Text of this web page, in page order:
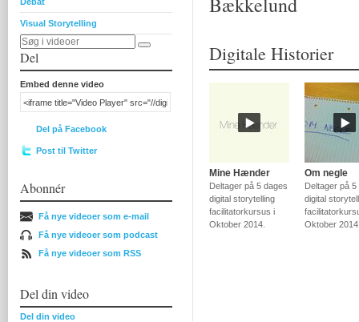
Visual Storytelling
Del
Embed denne video
Del på Facebook
Post til Twitter
Abonnér
Få nye videoer som e-mail
Få nye videoer som podcast
Få nye videoer som RSS
Del din video
Del din video
Digitale Historier
Mine Hænder
Deltager på 5 dages
digital storytelling
facilitatorkursus i
Oktober 2014.
Om negle
Deltager på 5
digital
Oktober